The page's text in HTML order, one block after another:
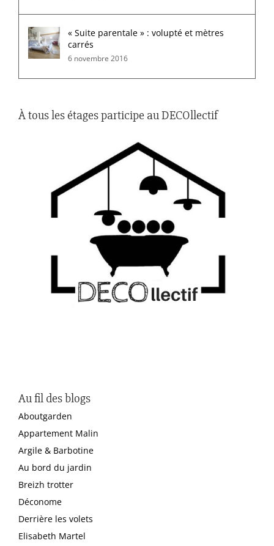
« Suite parentale » : volupté et mètres
carrés
6 novembre 2016
À tous les étages participe au DECOllectif
Au fil des blogs
Aboutgarden
Appartement Malin
Argile & Barbotine
Au bord du jardin
Breizh trotter
Déconome
Derrière les volets
Elisabeth Martel